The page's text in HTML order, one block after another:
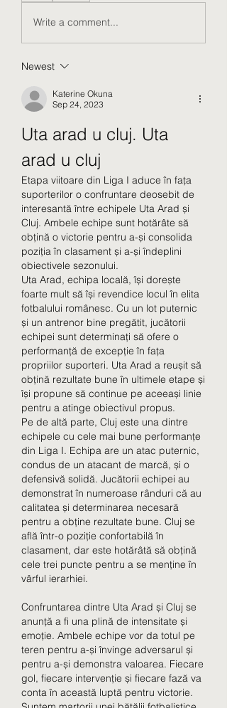
Write a comment...
Newest
Katerine Okuna
Sep 24, 2023
Uta arad u cluj. Uta
arad u cluj
Etapa viitoare din Liga I aduce în fața
suporterilor o confruntare deosebit de
interesantă între echipele Uta Arad și
Cluj. Ambele echipe sunt hotărâte să
obțină o victorie pentru a-și consolida
poziția în clasament și a-și îndeplini
obiectivele sezonului.
Uta Arad, echipa locală, își dorește
foarte mult să își revendice locul în elita
fotbalului românesc. Cu un lot puternic
și un antrenor bine pregătit, jucătorii
echipei sunt determinați să ofere o
performanță de excepție în fața
propriilor suporteri. Uta Arad a reușit să
obțină rezultate bune în ultimele etape și
își propune să continue pe aceeași linie
pentru a atinge obiectivul propus.
Pe de altă parte, Cluj este una dintre
echipele cu cele mai bune performanțe
din Liga I. Echipa are un atac puternic,
condus de un atacant de marcă, și o
defensivă solidă. Jucătorii echipei au
demonstrat în numeroase rânduri că au
calitatea și determinarea necesară
pentru a obține rezultate bune. Cluj se
află într-o poziție confortabilă în
clasament, dar este hotărâtă să obțină
cele trei puncte pentru a se menține în
vârful ierarhiei.
Confruntarea dintre Uta Arad și Cluj se
anunță a fi una plină de intensitate și
emoție. Ambele echipe vor da totul pe
teren pentru a-și învinge adversarul și
pentru a-și demonstra valoarea. Fiecare
gol, fiecare intervenție și fiecare fază va
conta în această luptă pentru victorie.